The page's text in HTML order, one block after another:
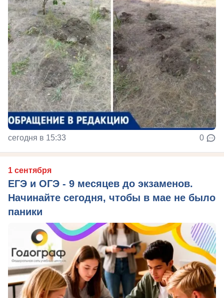
сегодня в 15:33 0
1 сентября
ЕГЭ и ОГЭ - 9 месяцев до экзаменов.
Начинайте сегодня, чтобы в мае не было
паники